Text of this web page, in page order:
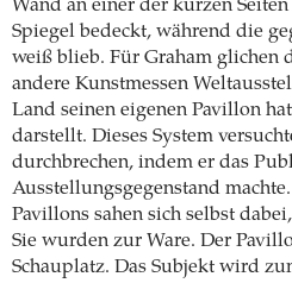
Wand an einer der kurzen
Spiegel bedeckt, während die
weiß blieb. Für Graham glichen
andere Kunstmessen
Land seinen eigenen Pavillon
darstellt. Dieses System
durchbrechen, indem er das
Ausstellungsgegenstand
Pavillons sahen sich selbst
Sie wurden zur Ware. Der
Schauplatz. Das Subjekt wird